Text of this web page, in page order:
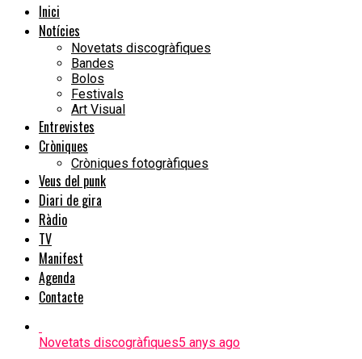
Inici
Notícies
Novetats discogràfiques
Bandes
Bolos
Festivals
Art Visual
Entrevistes
Cròniques
Cròniques fotogràfiques
Veus del punk
Diari de gira
Ràdio
TV
Manifest
Agenda
Contacte
Novetats discogràfiques5 anys ago